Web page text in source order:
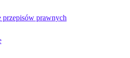
przepisów prawnych